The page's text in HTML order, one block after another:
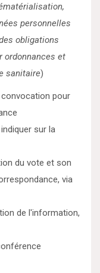
personnelles
obligations
ordonnances et
sanitaire)
convocation pour
sur la
du vote et son
via
de l'information,